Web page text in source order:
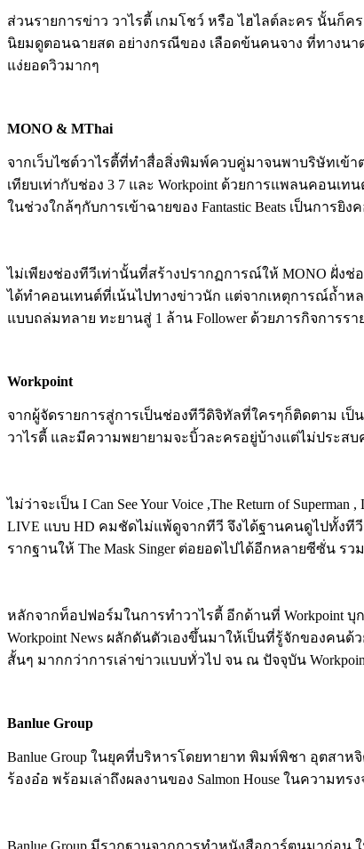
ส่วนรายการข่าว วาไรตี้ เกมโชว์ หรือ ไฮไลต์ละคร นั้นก็ค
นิยมดูตอนฉายสด อย่างกรณีของ เลือดข้นคนจาง ที่ทางน
แง่ยอดวิวมากๆ
MONO & MThai
จากเว็บไซต์วาไรตี้ที่ทำสื่อสิ่งพิมพ์ควบคู่มาจนพาบริษัทเข้า
เทียบเท่ากับช่อง 3 7 และ Workpoint ด้วยการแพลนคอนเท
ในช่วงใกล้ๆกับการเข้าฉายของ Fantastic Beats เป็นกา
ไม่เพียงช่องทีวีเท่านั้นที่สร้างปรากฏการณ์ให้ MONO ฝั่งช่
ได้ทำคอนเทนต์ที่เน้นไปทางข่าวนัก แต่จากเหตุการณ์ถ้ำหล
แบบถล่มทลาย ทะยานสู่ 1 ล้าน Follower ด้วยภารกิจการร
Workpoint
จากผู้จัดรายการสู่การเป็นช่องทีวีดิจิทัลที่ใครๆก็ติดตาม เป็
วาไรตี้ และมีความพยายามจะบิ้วละครอยู่บ้างแต่ไม่ประสบ
ไม่ว่าจะเป็น I Can See Your Voice ,The Return of
LIVE แบบ HD คมชัดไม่แพ้ดูจากทีวี จึงได้ฐานคนดูไปทั้งที
รากฐานให้ The Mask Singer ต่อยอดไปได้อีกหลายซีซั่น
หลักจากท็อปฟอร์มในการทำวาไรตี้ อีกด้านที่ Workpoint
Workpoint News ผลักดันตัวเองขึ้นมาให้เป็นที่รู้จักของคน
สั้นๆ มากกว่าการเล่าข่าวแบบทั่วไป จน ณ ปัจจุบัน
Banlue Group
Banlue Group ในยุคที่บริหารโดยทายาท พิมพ์พิชา อุตสาห
ร้องอ๋อ พร้อมเล่าถึงผลงานของ Salmon House ในความทร
Banlue Group มีรากฐานจากการทำหนังสือการ์ตูนมาก่อ